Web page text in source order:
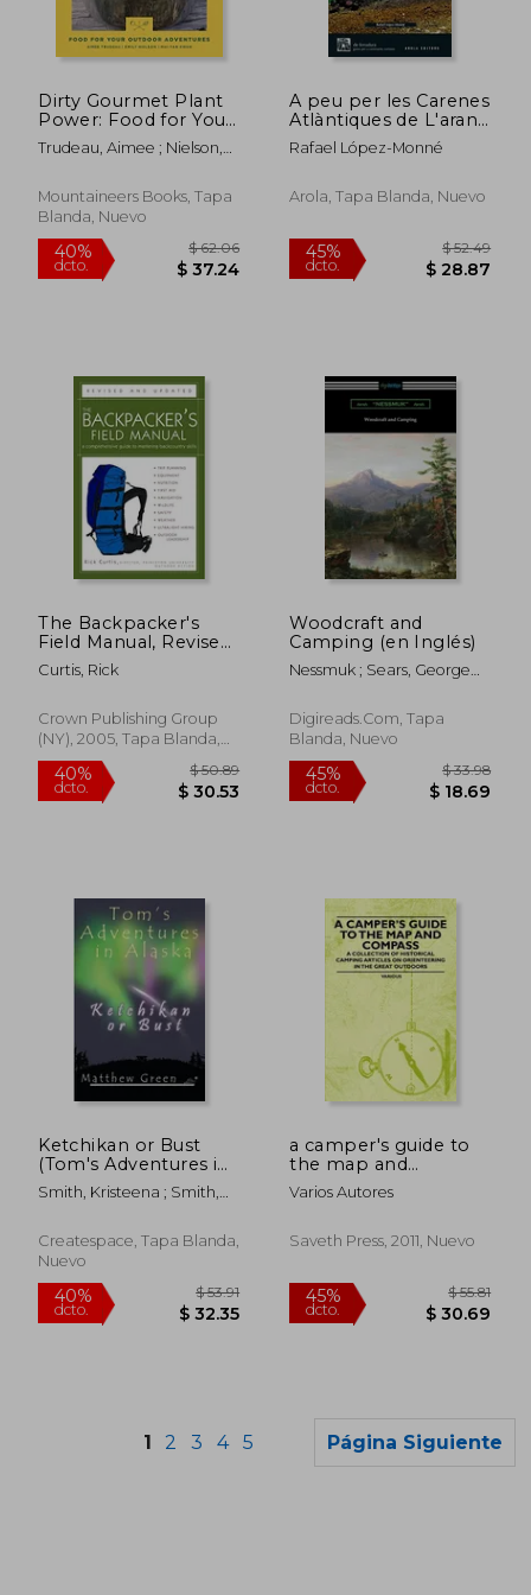
45%
dcto.
45%
$ 34.97
Dirty Gourmet Plant
Power: Food for Your
Outdoor Adventures
(en Inglés)
Trudeau, Aimee ; Nielson,
Mountaineers Books, Tapa
Blanda, Nuevo
A peu per les Carenes
Atlàntiques de L'aran
(en Catalán)
Rafael López-Monné
Arola, Tapa Blanda, Nuevo
The Backpacker's
Field Manual, Revised
and Updated: A
Comprehensive
Backcountry Skills
(en Inglés)
Curtis, Rick
Crown Publishing Group
(NY), 2005, Tapa Blanda,
Nuevo
Woodcraft and
Camping (en Inglés)
Nessmuk ; Sears, George
Digireads.com, Tapa
Blanda, Nuevo
Ketchikan or Bust
(Tom's Adventures in
Alaska) (en Inglés)
Smith, Kristeena ; Smith,
Createspace, Tapa Blanda,
Nuevo
a camper's guide to
the map and
compass - a
collection of
articles on
Inglés)
Varios Autores
Saveth Press, 2011, Nuevo
1 2 3 4 5 Página Siguiente